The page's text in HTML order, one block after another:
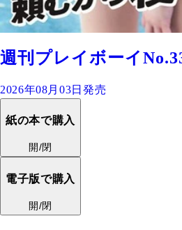
週刊プレイボーイ
2026年08月03日発売
紙の本で購入
開/閉
電子版で購入
開/閉